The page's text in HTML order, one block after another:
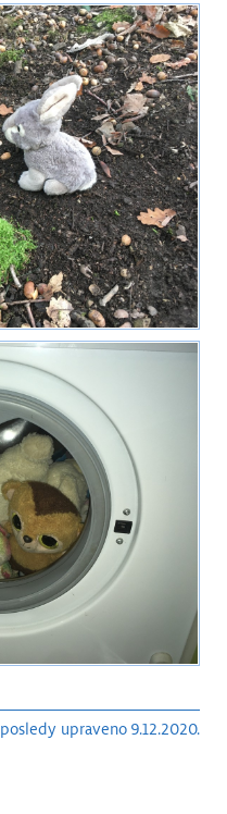
upraveno 9.12.2020.